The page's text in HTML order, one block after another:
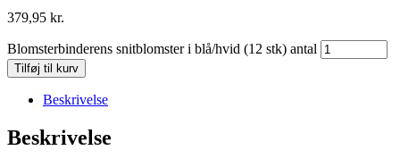
379,95 kr.
Blomsterbinderens snitblomster i blå/hvid (12 stk) antal
Tilføj til kurv
Beskrivelse
Beskrivelse